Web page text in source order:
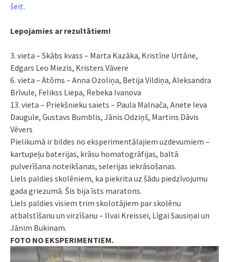
šeit.
Lepojamies ar rezultātiem!
3. vieta – Skābs kvass – Marta Kazāka, Kristīne Urtāne,
Edgars Leo Miezis, Kristers Vāvere
6. vieta – Ätõms – Anna Ozoliņa, Betija Vildiņa, Aleksandra
Brīvule, Felikss Liepa, Rebeka Ivanova
13. vieta – Priekšnieku saiets – Paula Malnača, Anete Ieva
Daugule, Gustavs Bumblis, Jānis Odziņš, Martins Dāvis
Vēvers
Pielikumā ir bildes no eksperimentālajiem uzdevumiem –
kartupeļu baterijas, krāsu homatogrāfijas, baltā
pulverīšana noteikšanas, selerijas iekrāsošanas.
Liels paldies skolēniem, ka piekrita uz šādu piedzīvojumu
gada griezumā. Šis bija īsts maratons.
Liels paldies visiem trim skolotājiem par skolēnu
atbalstīšanu un virzīšanu – Ilvai Kreissei, Līgai Sausiņai un
Jānim Bukinam.
FOTO NO EKSPERIMENTIEM.